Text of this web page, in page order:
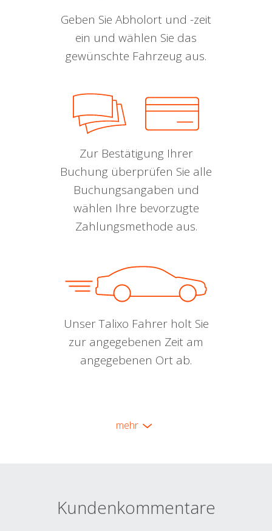
Geben Sie Abholort und -zeit
ein und wählen Sie das
gewünschte Fahrzeug aus.
Zur Bestätigung Ihrer
Buchung überprüfen Sie alle
Buchungsangaben und
wählen Ihre bevorzugte
Zahlungsmethode aus.
Unser Talixo Fahrer holt Sie
zur angegebenen Zeit am
angegebenen Ort ab.
mehr
Kundenkommentare